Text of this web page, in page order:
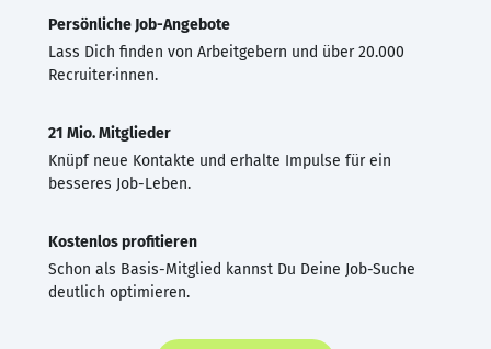
Persönliche Job-Angebote
Lass Dich finden von Arbeitgebern und über 20.000
Recruiter·innen.
21 Mio. Mitglieder
Knüpf neue Kontakte und erhalte Impulse für ein
besseres Job-Leben.
Kostenlos profitieren
Schon als Basis-Mitglied kannst Du Deine Job-Suche
deutlich optimieren.